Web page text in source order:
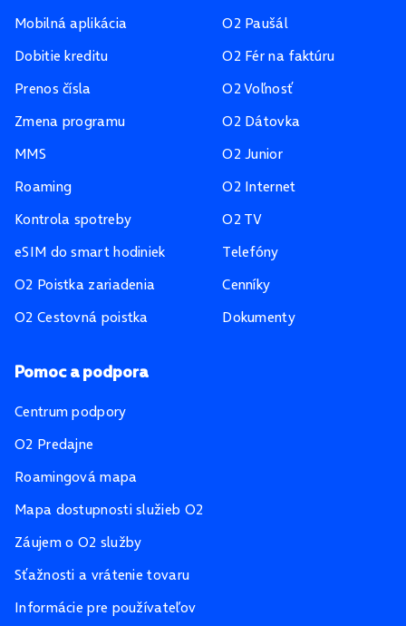
Mobilná aplikácia
Dobitie kreditu
Prenos čísla
Zmena programu
MMS
Roaming
Kontrola spotreby
eSIM do smart hodiniek
O2 Poistka zariadenia
O2 Cestovná poistka
O2 Paušál
O2 Fér na faktúru
O2 Voľnosť
O2 Dátovka
O2 Junior
O2 Internet
O2 TV
Telefóny
Cenníky
Dokumenty
Pomoc a podpora
Centrum podpory
O2 Predajne
Roamingová mapa
Mapa dostupnosti služieb O2
Záujem o O2 služby
Sťažnosti a vrátenie tovaru
Informácie pre používateľov